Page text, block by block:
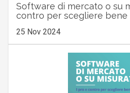
Software di mercato o su
contro per scegliere bene
25 Nov 2024